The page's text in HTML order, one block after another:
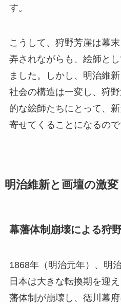
す。
こうして、狩野芳崖は幕
弄されながらも、絵師と
ました。しかし、明治維
社会の構造は一変し、狩
的な絵師たちにとって、
寄せてくることになるので
明治維新と画壇の激変
幕藩体制崩壊による狩
1868年（明治元年）、明
日本は大きな転換期を迎
藩体制が崩壊し、徳川幕